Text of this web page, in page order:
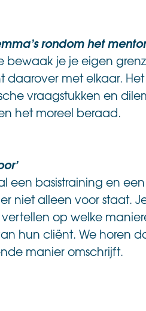
rondom het
bewaak je je eigen
met elkaar.
vraagstukken en
het moreel beraad.
een basistraining en
niet alleen voor staat.
op welke
hun cliënt. We horen
manier omschrijft.